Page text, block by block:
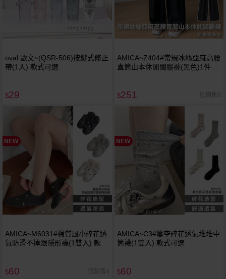
oval 歐文~(QSR-506)按鍵式修正
帶(1入) 款式可選
$29
AMICA~Z404#常規冰絲亞麻高腰
直筒山本休閒闊腿褲(黑色)1件入
$251 已銷售6
NEW
AMICA~M6031#棉質風小碎花透
氣防滑不掉跟隱形襪(1雙入) 款式
$60 已銷售4
NEW
AMICA~C3#簍空碎花透氣堆堆中
筒襪(1雙入) 款式可選
$60